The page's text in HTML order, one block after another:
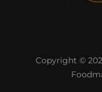
Copyright ©